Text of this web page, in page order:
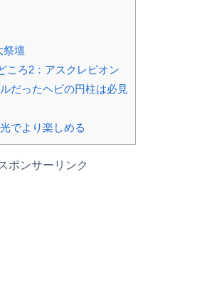
壇
ころ2：アスクレピオン
だったヘビの円柱は必見
でより楽しめる
ポンサーリンク